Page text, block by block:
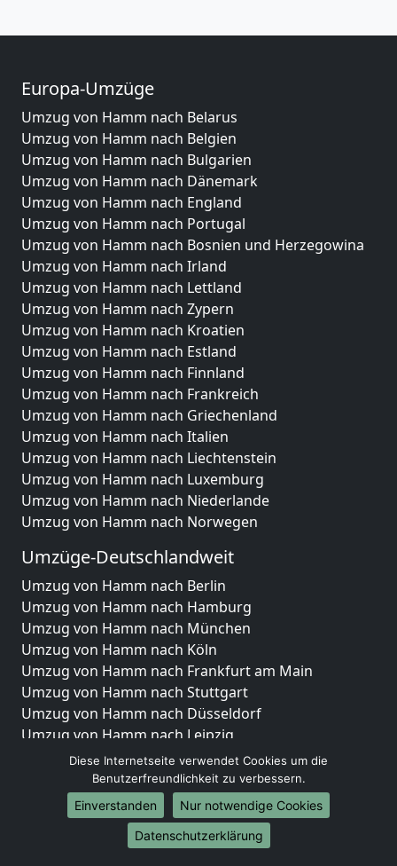
Europa-Umzüge
Umzug von Hamm nach Belarus
Umzug von Hamm nach Belgien
Umzug von Hamm nach Bulgarien
Umzug von Hamm nach Dänemark
Umzug von Hamm nach England
Umzug von Hamm nach Portugal
Umzug von Hamm nach Bosnien und Herzegowina
Umzug von Hamm nach Irland
Umzug von Hamm nach Lettland
Umzug von Hamm nach Zypern
Umzug von Hamm nach Kroatien
Umzug von Hamm nach Estland
Umzug von Hamm nach Finnland
Umzug von Hamm nach Frankreich
Umzug von Hamm nach Griechenland
Umzug von Hamm nach Italien
Umzug von Hamm nach Liechtenstein
Umzug von Hamm nach Luxemburg
Umzug von Hamm nach Niederlande
Umzug von Hamm nach Norwegen
Umzüge-Deutschlandweit
Umzug von Hamm nach Berlin
Umzug von Hamm nach Hamburg
Umzug von Hamm nach München
Umzug von Hamm nach Köln
Umzug von Hamm nach Frankfurt am Main
Umzug von Hamm nach Stuttgart
Umzug von Hamm nach Düsseldorf
Umzug von Hamm nach Leipzig
Umzug von Hamm nach Dortmund
Umzug von Hamm nach Essen
Umzug von Hamm nach Bremen
Umzug von Hamm nach Dresden
Umzug von Hamm nach Hannover
Diese Internetseite verwendet Cookies um die
Benutzerfreundlichkeit zu verbessern.
Einverstanden
Nur notwendige Cookies
Datenschutzerklärung